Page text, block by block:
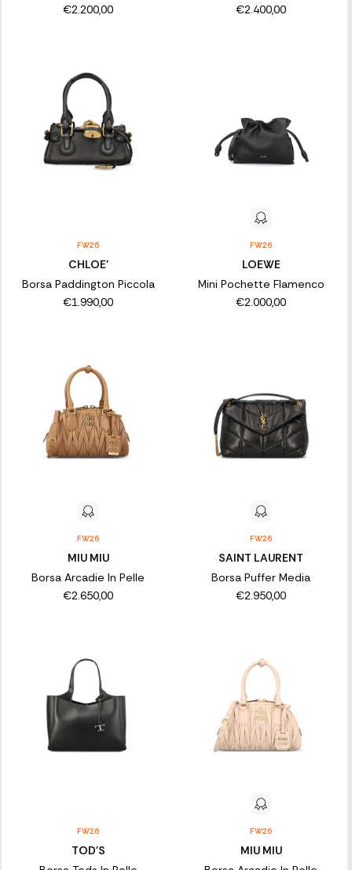
€2.200,00
€2.400,00
FW26
CHLOE'
Borsa Paddington Piccola
€1.990,00
FW26
LOEWE
Mini Pochette Flamenco
€2.000,00
FW26
MIU MIU
Borsa Arcadie In Pelle
€2.650,00
FW26
SAINT LAURENT
Borsa Puffer Media
€2.950,00
FW26
TOD'S
FW26
MIU MIU